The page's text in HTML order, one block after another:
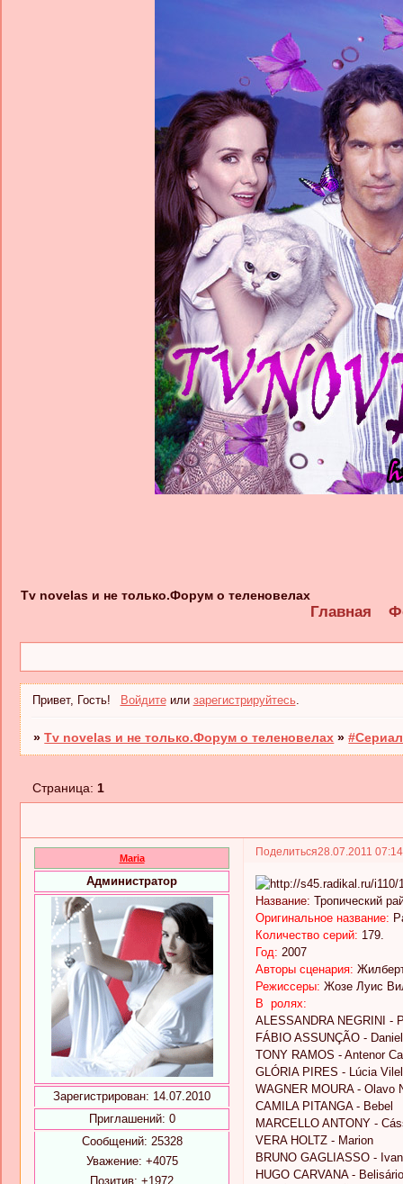
Tv novelas и не только.Форум о теленовелах
Главная
Привет, Гость! Войдитеили зарегистрируйтесь.
»Tv novelas и не только.Форум о теленовелах »
Страница:1
Поделиться28.07.2011
Maria
Администратор
Зарегистрирован: 14.07.2010
Приглашений: 0
Сообщений: 25328
Уважение: +4075
Позитив: +1972
Название: Тропический
Оригинальное название:
Количество серий: 179.
Год: 2007
Авторы сценария:
Режиссеры: Жозе Луис
В ролях:
ALESSANDRA NEGRINI -
FÁBIO ASSUNÇÃO -
TONY RAMOS - Antenor
GLÓRIA PIRES - Lúcia
WAGNER MOURA - Olavo
CAMILA PITANGA - Bebel
MARCELLO ANTONY -
VERA HOLTZ - Marion
BRUNO GAGLIASSO - Ivan
HUGO CARVANA - Belisário